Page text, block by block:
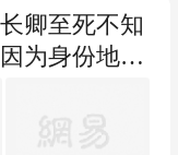
卿至死不知
为身份地